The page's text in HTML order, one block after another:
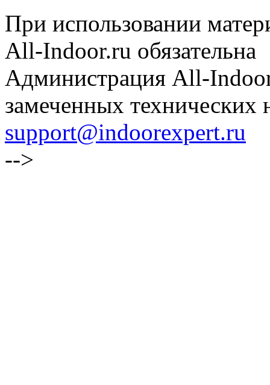
При использовании
All-Indoor.ru обязательна
Администрация All-
замеченных технических
support@indoorexpert.ru
-->